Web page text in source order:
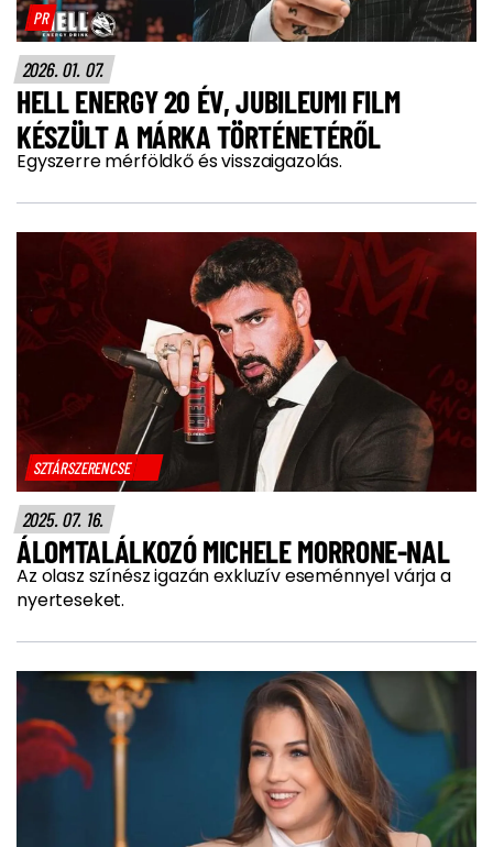
PR
2026. 01. 07.
HELL ENERGY 20 ÉV, JUBILEUMI FILM
KÉSZÜLT A MÁRKA TÖRTÉNETÉRŐL
Egyszerre mérföldkő és visszaigazolás.
SZTÁRSZERENCSE
2025. 07. 16.
ÁLOMTALÁLKOZÓ MICHELE MORRONE-NAL
Az olasz színész igazán exkluzív eseménnyel várja a
nyerteseket.